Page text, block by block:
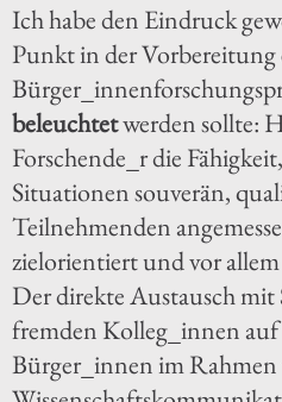
Ich habe den Eindruck
Punkt in der Vorbereitung
beleuchtetwerden sollte:
Forschende_r die
Situationen souverän,
Teilnehmenden
zielorientiert und vor
Der direkte Austausch
fremden Kolleg_innen
Bürger_innen im